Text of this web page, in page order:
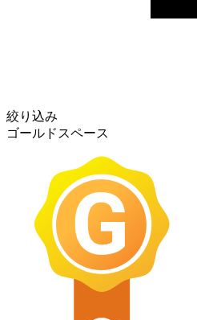
絞り込み
ゴールドスペース